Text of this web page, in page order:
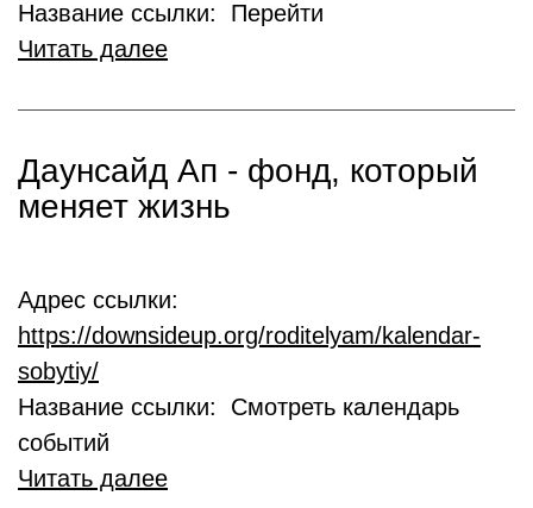
Название ссылки: Перейти
Читать далее
Даунсайд Ап - фонд, который
меняет жизнь
Адрес ссылки:
https://downsideup.org/roditelyam/kalendar-
sobytiy/
Название ссылки: Смотреть календарь
событий
Читать далее